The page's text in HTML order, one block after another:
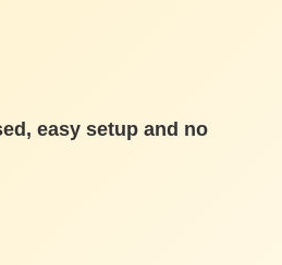
easy setup and no